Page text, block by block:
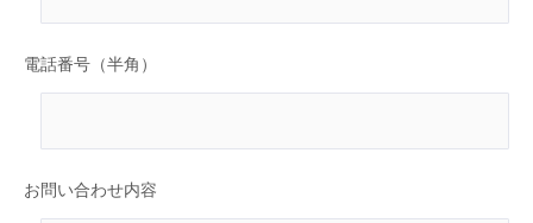
電話番号（半角）
お問い合わせ内容